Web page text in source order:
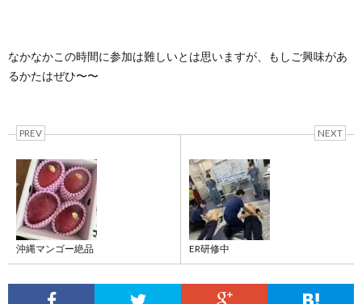
なかなかこの時間に参加は難しいとは思いますが、もしご興味があ
るかたはぜひ〜〜
PREV
沖縄マンゴー絶品
NEXT
ER研修中